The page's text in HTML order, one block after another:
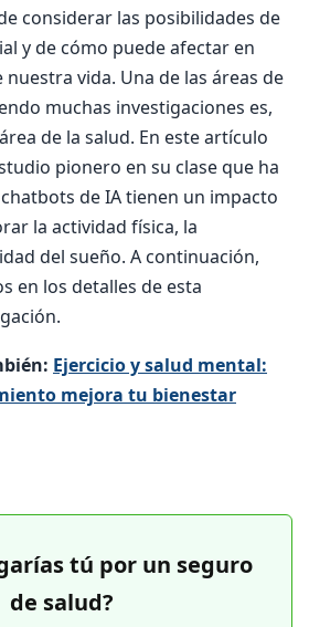
considerar las posibilidades de
y de cómo puede afectar en
vida. Una de las áreas de
muchas investigaciones es,
de la salud. En este artículo
pionero en su clase que ha
de IA tienen un impacto
la actividad física, la
del sueño. A continuación,
en los detalles de esta
Ejercicio y salud mental:
mejora tu bienestar
tú por un seguro
de salud?